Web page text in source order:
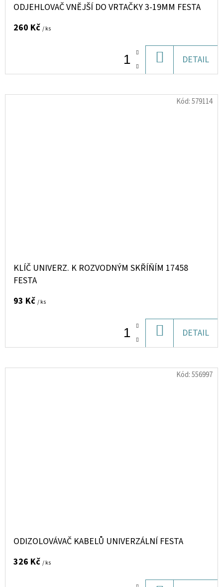
ODJEHLOVAČ VNĚJŠÍ DO VRTAČKY 3-19MM FESTA
260 Kč / ks
KOŠÍKU
DETAIL
KLÍČ UNIVERZ. K ROZVODNÝM SKŘÍŇÍM 17458
FESTA
93 Kč / ks
KOŠÍKU
DETAIL
Kód:579114
ODIZOLOVÁVAČ KABELŮ UNIVERZÁLNÍ FESTA
326 Kč / ks
Kód:556997